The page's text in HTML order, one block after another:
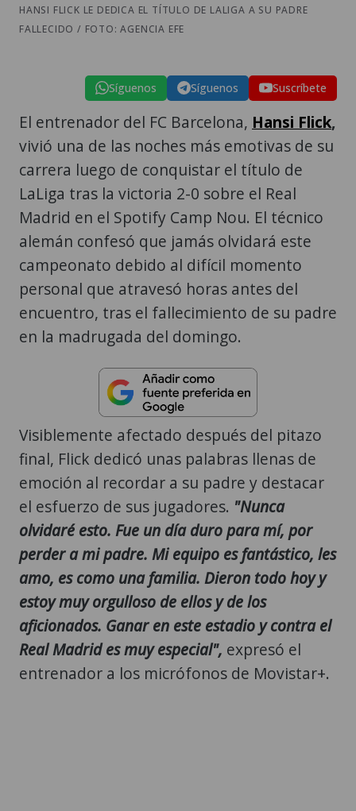
HANSI FLICK LE DEDICA EL TÍTULO DE LALIGA A SU PADRE
FALLECIDO / FOTO: AGENCIA EFE
Síguenos Síguenos Suscríbete
El entrenador del FC Barcelona, Hansi Flick,
vivió una de las noches más emotivas de su
carrera luego de conquistar el título de
LaLiga tras la victoria 2-0 sobre el Real
Madrid en el Spotify Camp Nou. El técnico
alemán confesó que jamás olvidará este
campeonato debido al difícil momento
personal que atravesó horas antes del
encuentro, tras el fallecimiento de su padre
en la madrugada del domingo.
Visiblemente afectado después del pitazo
final, Flick dedicó unas palabras llenas de
emoción al recordar a su padre y destacar
el esfuerzo de sus jugadores. "Nunca
olvidaré esto. Fue un día duro para mí, por
perder a mi padre. Mi equipo es fantástico, les
amo, es como una familia. Dieron todo hoy y
estoy muy orgulloso de ellos y de los
aficionados. Ganar en este estadio y contra el
Real Madrid es muy especial", expresó el
entrenador a los micrófonos de Movistar+.